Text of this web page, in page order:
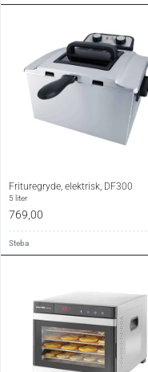
Frituregryde, elektrisk, DF300
5 liter
769,00
Steba